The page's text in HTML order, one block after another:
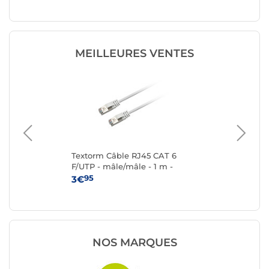
MEILLEURES VENTES
Textorm Câble RJ45 CAT 6
F/UTP - mâle/mâle - 1 m -
Blanc
3€95
NOS MARQUES